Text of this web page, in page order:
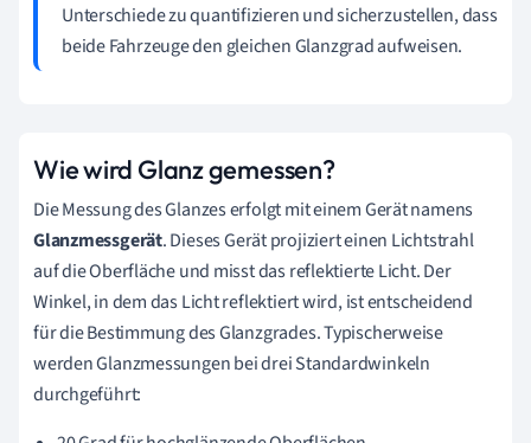
Unterschiede zu quantifizieren und sicherzustellen, dass
beide Fahrzeuge den gleichen Glanzgrad aufweisen.
Wie wird Glanz gemessen?
Die Messung des Glanzes erfolgt mit einem Gerät namens
Glanzmessgerät. Dieses Gerät projiziert einen Lichtstrahl
auf die Oberfläche und misst das reflektierte Licht. Der
Winkel, in dem das Licht reflektiert wird, ist entscheidend
für die Bestimmung des Glanzgrades. Typischerweise
werden Glanzmessungen bei drei Standardwinkeln
durchgeführt: